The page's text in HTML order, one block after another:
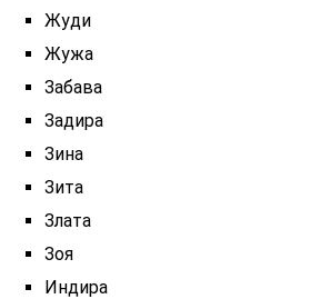
Жуди
Жужа
Забава
Задира
Зина
Зита
Злата
Зоя
Индира